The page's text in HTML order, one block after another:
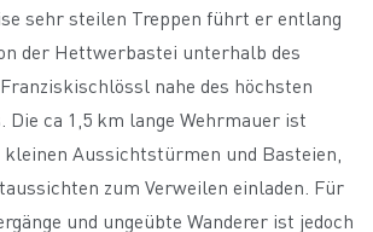
sehr steilen Treppen führt er entlang
der Hettwerbastei unterhalb des
nahe des höchsten
Die ca 1,5 km lange Wehrmauer ist
Aussichtstürmen und Basteien,
zum Verweilen einladen. Für
und ungeübte Wanderer ist jedoch